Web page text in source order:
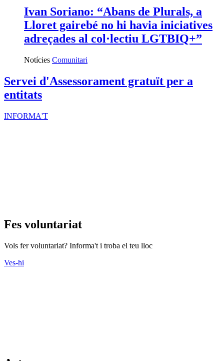
Ivan Soriano: “Abans de Plurals, a
Lloret gairebé no hi havia iniciatives
adreçades al col·lectiu LGTBIQ+”
Notícies Comunitari
Servei d'Assessorament gratuït per a
entitats
INFORMA'T
Fes voluntariat
Vols fer voluntariat? Informa't i troba el teu lloc
Ves-hi